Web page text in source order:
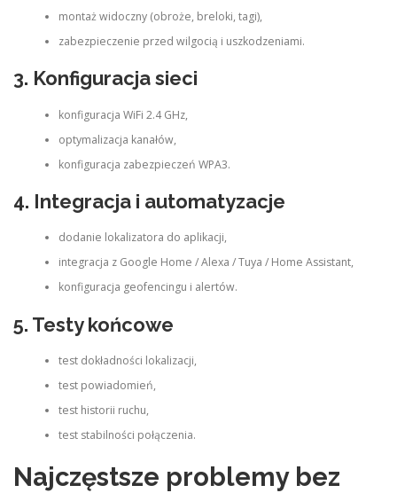
montaż widoczny (obroże, breloki, tagi),
zabezpieczenie przed wilgocią i uszkodzeniami.
3. Konfiguracja sieci
konfiguracja WiFi 2.4 GHz,
optymalizacja kanałów,
konfiguracja zabezpieczeń WPA3.
4. Integracja i automatyzacje
dodanie lokalizatora do aplikacji,
integracja z Google Home / Alexa / Tuya / Home Assistant,
konfiguracja geofencingu i alertów.
5. Testy końcowe
test dokładności lokalizacji,
test powiadomień,
test historii ruchu,
test stabilności połączenia.
Najczęstsze problemy bez